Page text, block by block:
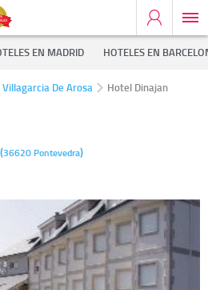
EN MADRID HOTELES EN
Villagarcia De Arosa Hotel Dinajan
(36620 Pontevedra)